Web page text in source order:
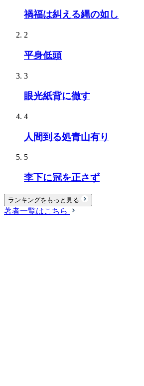
禍福は糾える縄の如し
2
平身低頭
3
眼光紙背に徹す
4
人間到る処青山有り
5
李下に冠を正さず
ランキングをもっと見る
著者一覧はこちら